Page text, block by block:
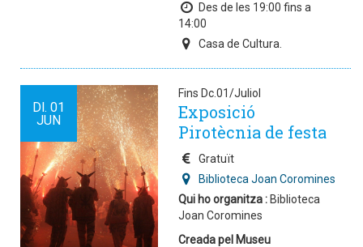
Des de les 19:00 fins a
14:00
Casa de Cultura.
Dl. 01
JUN
Fins Dc.01/Juliol
Exposició
Pirotècnia de festa
Gratuït
Biblioteca Joan Coromines
Qui ho organitza : Biblioteca
Joan Coromines
Creada pel Museu